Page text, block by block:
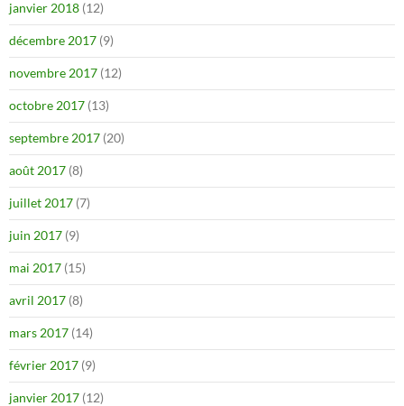
janvier 2018 (12)
décembre 2017 (9)
novembre 2017 (12)
octobre 2017 (13)
septembre 2017 (20)
août 2017 (8)
juillet 2017 (7)
juin 2017 (9)
mai 2017 (15)
avril 2017 (8)
mars 2017 (14)
février 2017 (9)
janvier 2017 (12)